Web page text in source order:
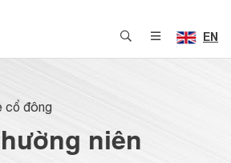
EN
cổ đông
niên